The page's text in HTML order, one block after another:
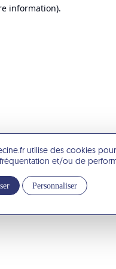
utilise des cookies
et/ou de
Personnaliser
information).